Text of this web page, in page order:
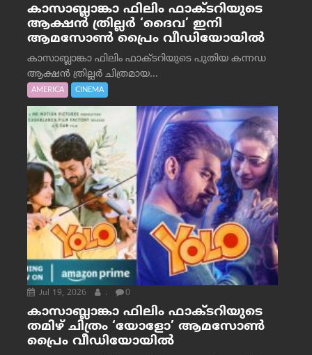
കാസാബ്ലാങ്കാ ഫിലിം ഫാക്ടറിയുടെ
ആക്ഷൻ ത്രില്ലർ ‘ദൈവ’ ഇനി
ആമസോൺ പ്രൈം വീഡിയോയിൽ
കാസാബ്ലാങ്കാ ഫിലിം ഫാക്ടറിയുടെ പുതിയ കന്നഡ
ആക്ഷൻ ത്രില്ലർ ചിത്രമായ...
AMERICA CINEMA
Jul 19, 2026 . 0
കാസാബ്ലാങ്കാ ഫിലിം ഫാക്ടറിയുടെ
തമിഴ് ചിത്രം ‘യോളോ’ ആമസോൺ
പ്രൈം വീഡിയോയിൽ